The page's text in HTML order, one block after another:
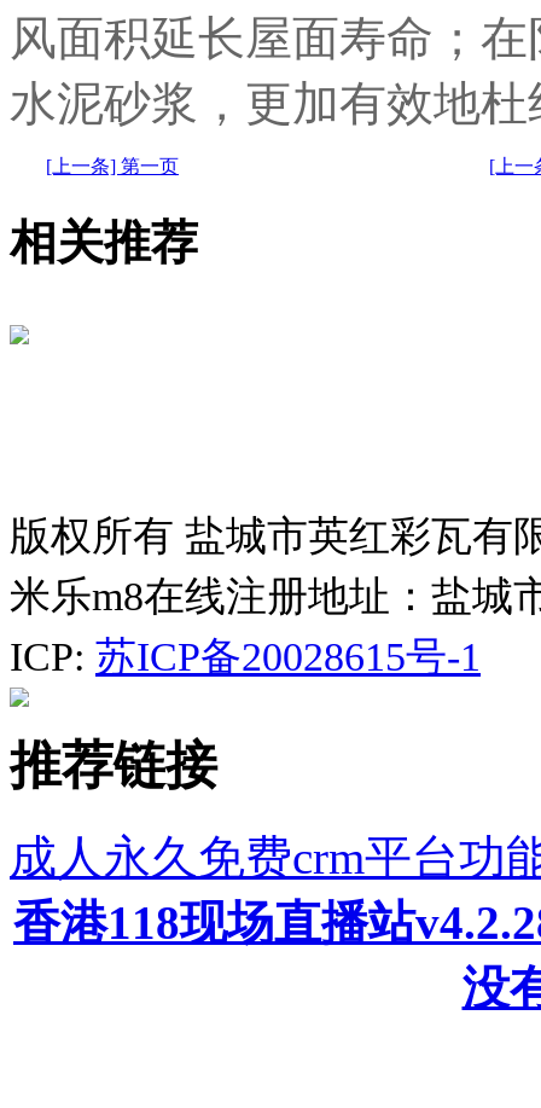
风面积延长屋面寿命；
水泥砂浆，更加有效地
[上一条] 第一页 [上一
相关推荐
版权所有 盐城市英红彩瓦有
米乐m8在线注册地址：盐城
ICP: 苏ICP备20028615号-1
推荐链接
成人永久免费crm平台功
香港118现场直播站
没